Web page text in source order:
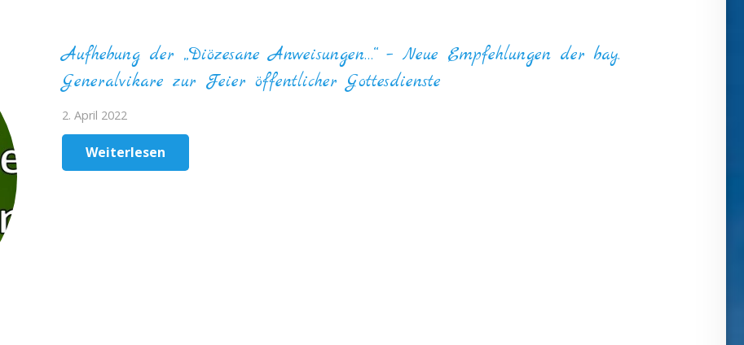
Aufhebung der „Diözesane Anweisungen…“ – Neue Empfehlungen der bay.
Generalvikare zur Feier öffentlicher Gottesdienste
2. April 2022
Weiterlesen